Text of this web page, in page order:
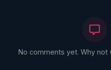
No comments yet. Why not